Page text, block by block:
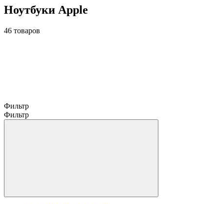
Ноутбуки Apple
46 товаров
Фильтр
Фильтр